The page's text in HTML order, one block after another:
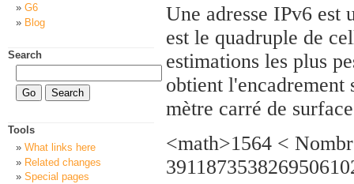
Une adresse IPv6 est
est le quadruple de
estimations les plus
obtient l'encadrement
mètre carré de
<math>1564 <
G6
Blog
Search
Tools
What links here
Related changes
Special pages